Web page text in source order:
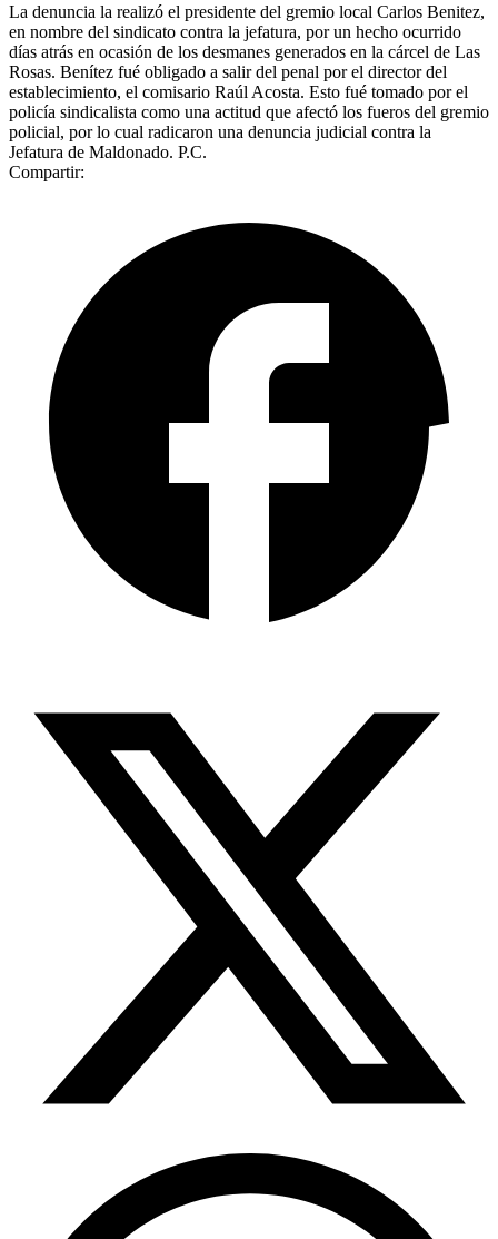
La denuncia la realizó el presidente del gremio local Carlos Benitez,
en nombre del sindicato contra la jefatura, por un hecho ocurrido
días atrás en ocasión de los desmanes generados en la cárcel de Las
Rosas. Benítez fué obligado a salir del penal por el director del
establecimiento, el comisario Raúl Acosta. Esto fué tomado por el
policía sindicalista como una actitud que afectó los fueros del gremio
policial, por lo cual radicaron una denuncia judicial contra la
Jefatura de Maldonado. P.C.
Compartir: